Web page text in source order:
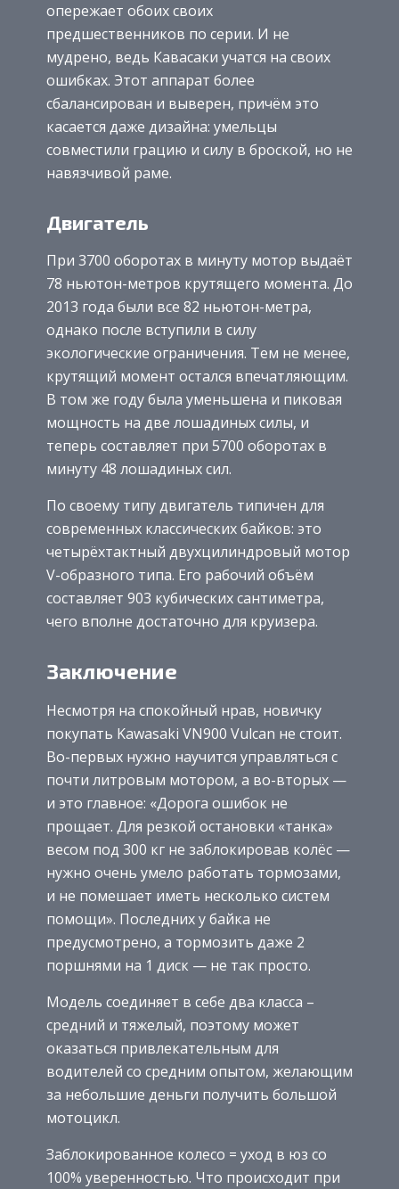
опережает обоих своих
предшественников по серии. И не
мудрено, ведь Кавасаки учатся на своих
ошибках. Этот аппарат более
сбалансирован и выверен, причём это
касается даже дизайна: умельцы
совместили грацию и силу в броской, но не
навязчивой раме.
Двигатель
При 3700 оборотах в минуту мотор выдаёт
78 ньютон-метров крутящего момента. До
2013 года были все 82 ньютон-метра,
однако после вступили в силу
экологические ограничения. Тем не менее,
крутящий момент остался впечатляющим.
В том же году была уменьшена и пиковая
мощность на две лошадиных силы, и
теперь составляет при 5700 оборотах в
минуту 48 лошадиных сил.
По своему типу двигатель типичен для
современных классических байков: это
четырёхтактный двухцилиндровый мотор
V-образного типа. Его рабочий объём
составляет 903 кубических сантиметра,
чего вполне достаточно для круизера.
Заключение
Несмотря на спокойный нрав, новичку
покупать Kawasaki VN900 Vulcan не стоит.
Во-первых нужно научится управляться с
почти литровым мотором, а во-вторых —
и это главное: «Дорога ошибок не
прощает. Для резкой остановки «танка»
весом под 300 кг не заблокировав колёс —
нужно очень умело работать тормозами,
и не помешает иметь несколько систем
помощи». Последних у байка не
предусмотрено, а тормозить даже 2
поршнями на 1 диск — не так просто.
Модель соединяет в себе два класса –
средний и тяжелый, поэтому может
оказаться привлекательным для
водителей со средним опытом, желающим
за небольшие деньги получить большой
мотоцикл.
Заблокированное колесо = уход в юз со
100% уверенностью. Что происходит при